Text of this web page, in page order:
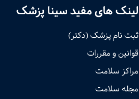
لینک های مفید سینا پزشک
ثبت نام پزشک (دکتر)
قوانین و مقررات
مراکز سلامت
مجله سلامت